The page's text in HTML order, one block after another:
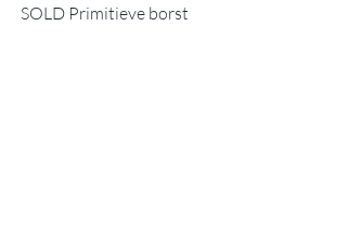
SOLD Primitieve borst